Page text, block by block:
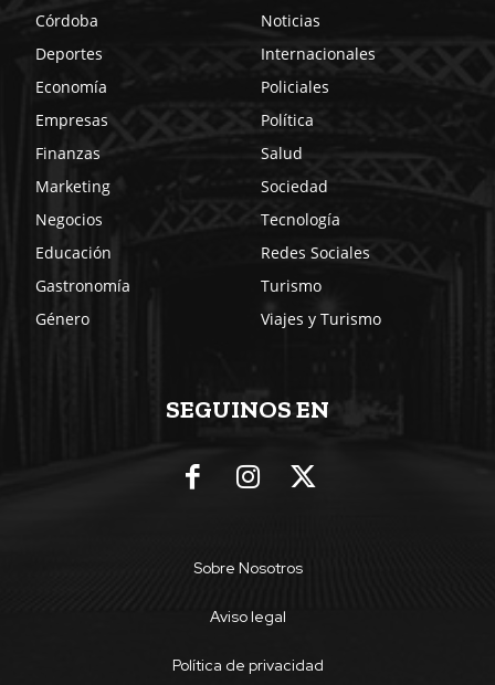
Córdoba
Deportes
Economía
Empresas
Finanzas
Marketing
Negocios
Educación
Gastronomía
Género
Noticias
Internacionales
Policiales
Política
Salud
Sociedad
Tecnología
Redes Sociales
Turismo
Viajes y Turismo
SEGUINOS EN
Sobre Nosotros
Aviso legal
Política de privacidad